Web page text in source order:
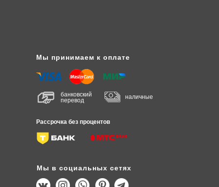
Мы принимаем к оплате
Мы в социальных сетях
Рассрочка без процентов
банковский
перевод
наличные